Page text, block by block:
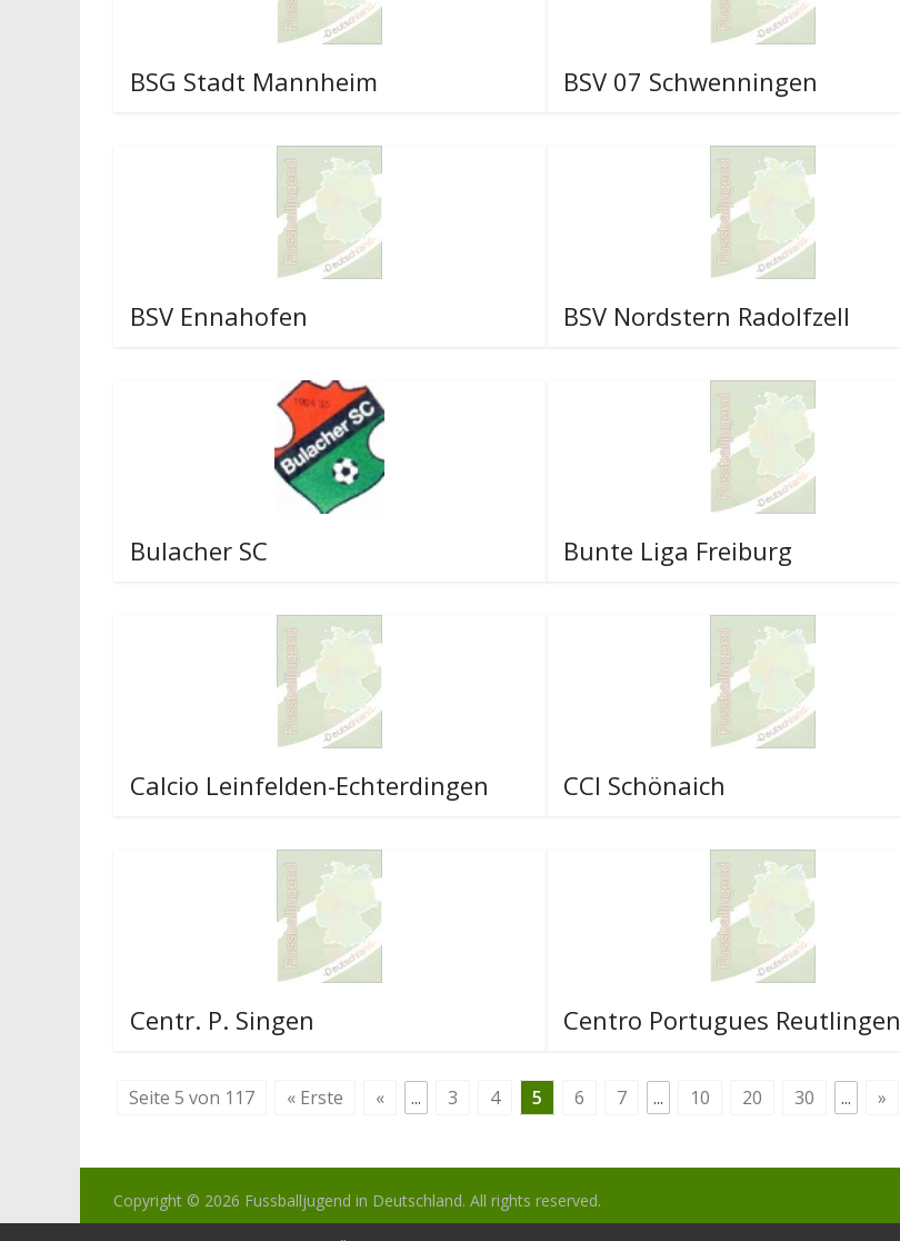
BSG Stadt Mannheim BSV 07 Schwenningen
BSV Ennahofen BSV Nordstern Radolfzell
Bulacher SC Bunte Liga Freiburg
Calcio Leinfelden-Echterdingen CCI Schönaich
Centr. P. Singen Centro Portugues Reutlingen
Seite 5 von 117 « Erste « ... 3 4 5 6 7 ... 10 20 30 ... »
Copyright © 2026 Fussballjugend in Deutschland. All rights reserved.